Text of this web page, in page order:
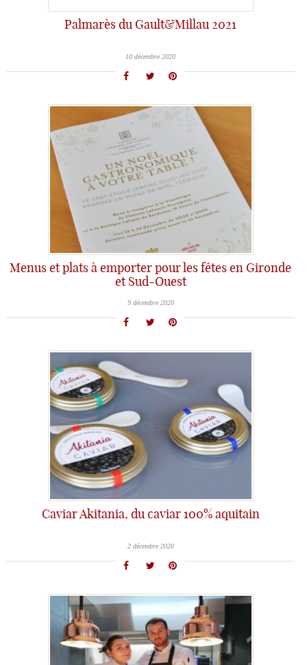
Palmarès du Gault&Millau 2021
10 décembre 2020
Menus et plats à emporter pour les fêtes en Gironde
et Sud-Ouest
9 décembre 2020
Caviar Akitania, du caviar 100% aquitain
2 décembre 2020